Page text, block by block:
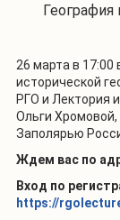
26 марта в
исторической
РГО и Лектория
Ольги
Заполярью
Ждем вас по
Вход по
https://